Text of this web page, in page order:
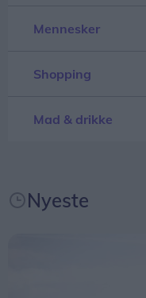
målgrupper, siger
De to akrobater,
Cie Sacékripa.
vandet danner
Mennesker
Shopping
Mad & drikke
Nyeste